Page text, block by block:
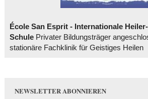
École San Esprit - Internationale
SchulePrivater Bildungsträger
stationäre Fachklinik für Geistiges Heilen
NEWSLETTER ABONNIEREN